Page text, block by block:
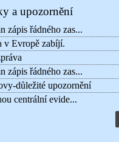
a upozornění
zápis řádného zas...
v Evropě zabíjí.
zápis řádného zas...
důležité upozornění
centrální evide...